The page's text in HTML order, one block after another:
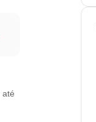
até